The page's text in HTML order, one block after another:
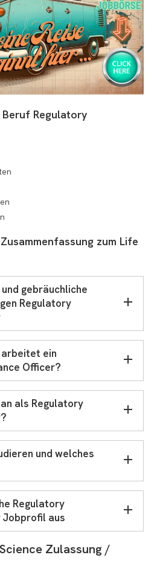
Regulatory
zum Life
gebräuchliche
Regulatory
arbeitet ein
Officer?
als Regulatory
und welches
Regulatory
Jobprofil aus
Zulassung /